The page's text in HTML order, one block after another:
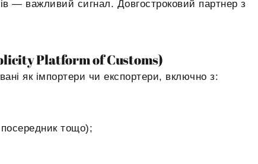
— важливий сигнал. Довгостроковий партнер з
Platform of Customs)
як імпортери чи експортери, включно з:
тощо);